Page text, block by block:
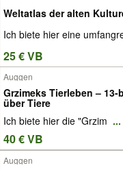
Weltatlas der alten
Ich biete hier eine
25 € VB
Auggen
Grzimeks Tierleben – 13-
über Tiere
Ich biete hier die "Grzim ...
40 € VB
Auggen